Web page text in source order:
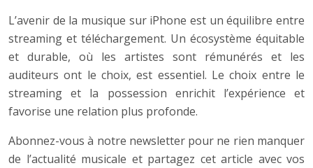
L’avenir de la musique sur iPhone est un équilibre entre
streaming et téléchargement. Un écosystème équitable
et durable, où les artistes sont rémunérés et les
auditeurs ont le choix, est essentiel. Le choix entre le
streaming et la possession enrichit l’expérience et
favorise une relation plus profonde.
Abonnez-vous à notre newsletter pour ne rien manquer
de l’actualité musicale et partagez cet article avec vos